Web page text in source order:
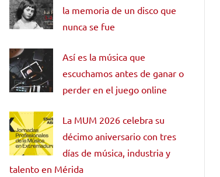
la memoria de un disco que
nunca se fue
Así es la música que
escuchamos antes de ganar o
perder en el juego online
La MUM 2026 celebra su
décimo aniversario con tres
días de música, industria y
talento en Mérida